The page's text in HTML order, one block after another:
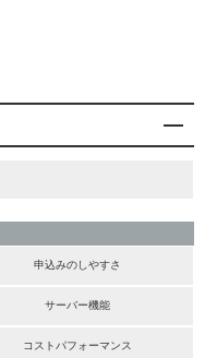
申込みのしやすさ
サーバー機能
コストパフォーマンス